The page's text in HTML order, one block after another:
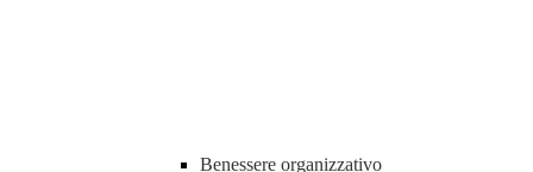
Benessere organizzativo